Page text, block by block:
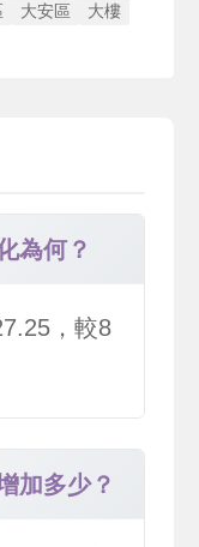
大安區
大樓
為何？
，較8
加多少？